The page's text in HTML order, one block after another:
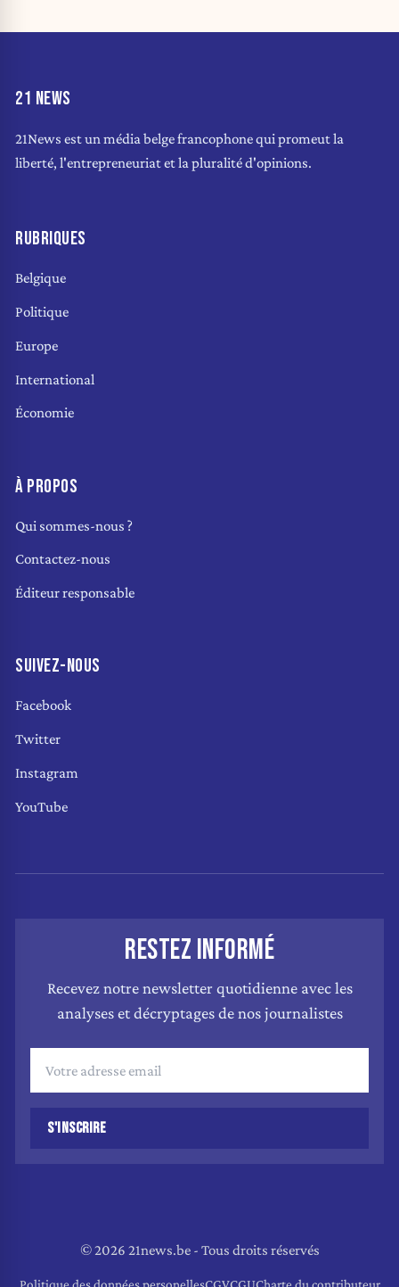
21 NEWS
21News est un média belge francophone qui promeut la
liberté, l'entrepreneuriat et la pluralité d'opinions.
RUBRIQUES
Belgique
Politique
Europe
International
Économie
À PROPOS
Qui sommes-nous ?
Contactez-nous
Éditeur responsable
SUIVEZ-NOUS
Facebook
Twitter
Instagram
YouTube
RESTEZ INFORMÉ
Recevez notre newsletter quotidienne avec les
analyses et décryptages de nos journalistes
S'INSCRIRE
© 2026 21news.be - Tous droits réservés
Politique des données personellesCGVCGUCharte du contributeur